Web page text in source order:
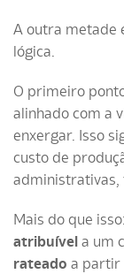
A outra metade
lógica.
O primeiro
alinhado com a
enxergar. Isso
custo de
administrativas,
Mais do que
atribuível a um
rateado a partir